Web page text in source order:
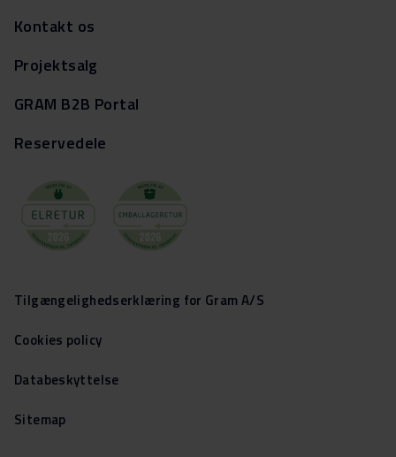
Kontakt os
Projektsalg
GRAM B2B Portal
Reservedele
Tilgængelighedserklæring for Gram A/S
Cookies policy
Databeskyttelse
Sitemap